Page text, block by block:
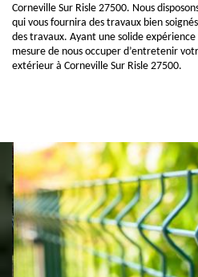
Corneville Sur Risle 27500. Nous
qui vous fournira des travaux bien
des travaux. Ayant une solide
mesure de nous occuper d’entretenir
extérieur à Corneville Sur Risle 27500.